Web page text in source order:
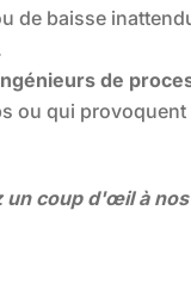
de baisse
de
ou qui
un coup d'œil à nos